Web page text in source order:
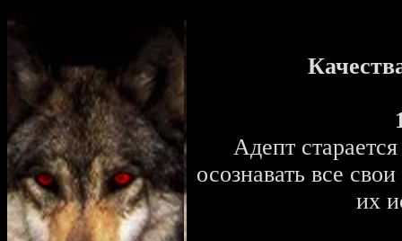
Адепт
осознавать все
их